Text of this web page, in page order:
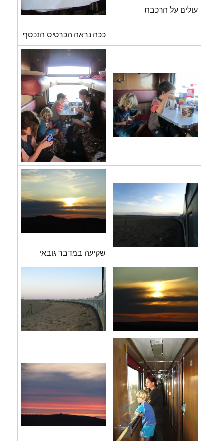
עולים על הרכבת
ככה נראה הכרטיס הנכסף
שקיעה במדבר גובאי